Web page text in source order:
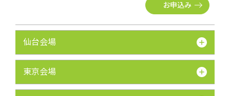
お申込み
仙台会場
東京会場